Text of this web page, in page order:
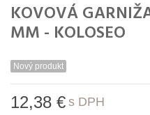
KOVOVÁ
MM - KOLOSEO
Nový produkt
12,38 € s DPH